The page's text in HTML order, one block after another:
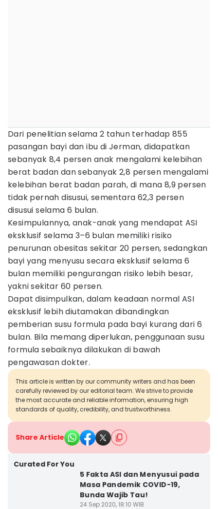
Dari penelitian selama 2 tahun terhadap 855
pasangan bayi dan ibu di Jerman, didapatkan
sebanyak 8,4 persen anak mengalami kelebihan
berat badan dan sebanyak 2,8 persen mengalami
kelebihan berat badan parah, di mana 8,9 persen
tidak pernah disusui, sementara 62,3 persen
disusui selama 6 bulan.
Kesimpulannya, anak-anak yang mendapat ASI
eksklusif selama 3–6 bulan memiliki risiko
penurunan obesitas sekitar 20 persen, sedangkan
bayi yang menyusu secara eksklusif selama 6
bulan memiliki pengurangan risiko lebih besar,
yakni sekitar 60 persen.
Dapat disimpulkan, dalam keadaan normal ASI
eksklusif lebih diutamakan dibandingkan
pemberian susu formula pada bayi kurang dari 6
bulan. Bila memang diperlukan, penggunaan susu
formula sebaiknya dilakukan di bawah
pengawasan dokter.
This article is written by our community writers and has been
carefully reviewed by our editorial team. We strive to provide
the most accurate and reliable information, ensuring high
standards of quality, credibility, and trustworthiness.
Share Article
Curated For You
5 Fakta ASI dan Menyusui pada
Masa Pandemik COVID-19,
Bunda Wajib Tau!
24 Sep 2020, 18:10 WIB